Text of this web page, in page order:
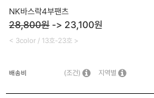
NK바스락4부팬츠
28,800원 -> 23,100원
< 3color / 13호-23호 >
배송비 (조건) 지역별